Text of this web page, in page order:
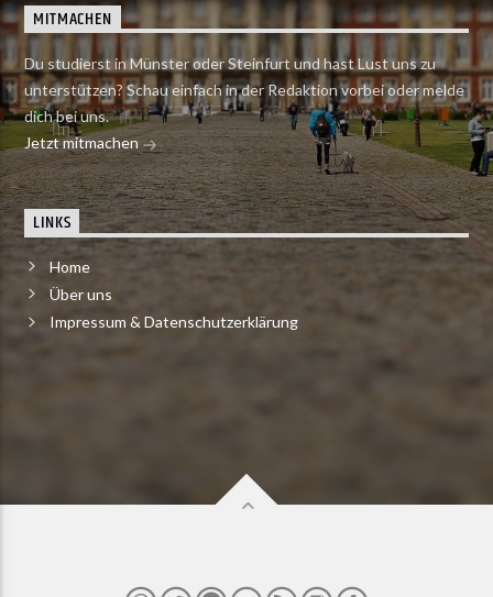
MITMACHEN
Du studierst in Münster oder Steinfurt und hast Lust uns zu
unterstützen? Schau einfach in der Redaktion vorbei oder melde
dich bei uns.
Jetzt mitmachen
LINKS
Home
Über uns
Impressum & Datenschutzerklärung